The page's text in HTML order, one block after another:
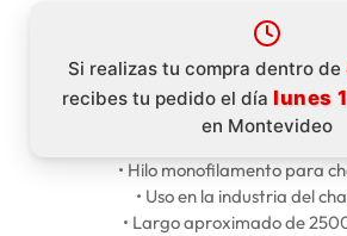
Si realizas tu compra dentro de
recibes tu pedido el día lunes
en Montevideo
• Hilo monofilamento para
• Uso en la industria del
• Largo aproximado de